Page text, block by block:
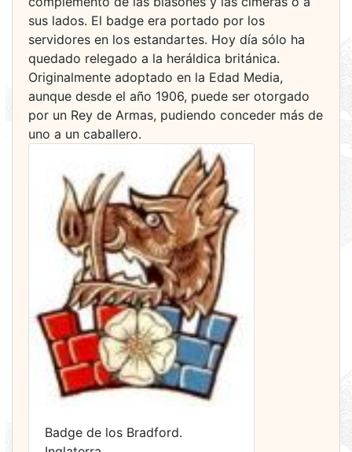
sus lados. El badge era portado por los
servidores en los estandartes. Hoy día sólo ha
quedado relegado a la heráldica británica.
Originalmente adoptado en la Edad Media,
aunque desde el año 1906, puede ser otorgado
por un Rey de Armas, pudiendo conceder más de
uno a un caballero.
Badge de los Bradford.